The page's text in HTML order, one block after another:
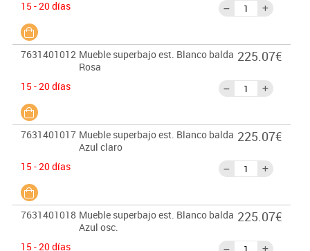
15 - 20 días
7631401012 Mueble superbajo est. Blanco balda
Rosa
15 - 20 días
225.07€
7631401017 Mueble superbajo est. Blanco balda
Azul claro
15 - 20 días
225.07€
7631401018 Mueble superbajo est. Blanco balda
Azul osc.
15 - 20 días
225.07€